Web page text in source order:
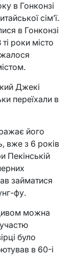
в Гонконзі
сім’ї.
в Гонконзі
роки місто
Джекі
переїхали в
його
вже з 6 років
Пекінській
займатися
фу.
можна
було
в 60-і